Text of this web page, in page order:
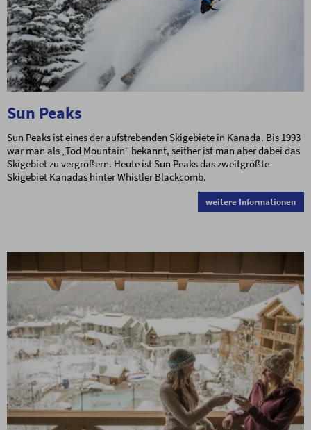
Sun Peaks
Sun Peaks ist eines der aufstrebenden Skigebiete in Kanada. Bis 1993
war man als „Tod Mountain“ bekannt, seither ist man aber dabei das
Skigebiet zu vergrößern. Heute ist Sun Peaks das zweitgrößte
Skigebiet Kanadas hinter Whistler Blackcomb.
weitere Informationen